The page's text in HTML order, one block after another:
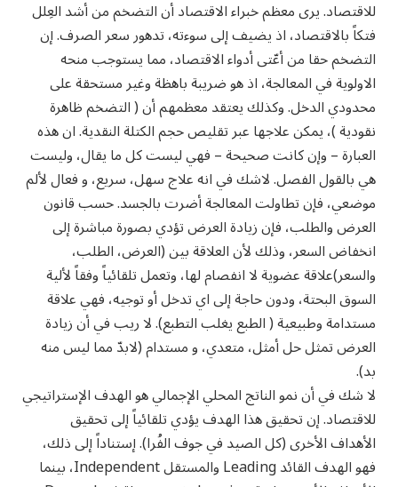
للاقتصاد. يرى معظم خبراء الاقتصاد أن التضخم من أشد العِلل
فتكاً بالاقتصاد، اذ يضيف إلى سوءته، تدهور سعر الصرف. إن
التضخم حقا من أعّتى أدواء الاقتصاد، مما يستوجب منحه
الاولوية في المعالجة، اذ هو ضريبة باهظة وغير مستحقة على
محدودي الدخل. وكذلك يعتقد معظمهم أن ( التضخم ظاهرة
نقودية )، يمكن علاجها عبر تقليص حجم الكتلة النقدية. ان هذه
العبارة – وإن كانت صحيحة – فهي ليست كل ما يقال، وليست
هي بالقول الفصل. لاشك في انه علاج سهل، سريع، و فعال لألم
موضعي، فإن تطاولت المعالجة أضرت بالجسد. حسب قانون
العرض والطلب، فإن زيادة العرض تؤدي بصورة مباشرة إلى
انخفاض السعر، وذلك لأن العلاقة بين (العرض، الطلب،
والسعر)علاقة عضوية لا انفصام لها، وتعمل تلقائياً وفقاً لألية
السوق البحتة، ودون حاجة إلى اي تدخل أو توجيه، فهي علاقة
مستدامة وطبيعية ( الطبع يغلب التطبع). لا ريب في أن زيادة
العرض تمثل حل أمثل، متعدي، و مستدام (لابدّ مما ليس منه
بد).
لا شك في أن نمو الناتج المحلي الإجمالي هو الهدف الإستراتيجي
للاقتصاد. إن تحقيق هذا الهدف يؤدي تلقائياً إلى تحقيق
الأهداف الأخرى (كل الصيد في جوف الفُرا). إستناداً إلى ذلك،
فهو الهدف القائد Leading والمستقل Independent، بينما